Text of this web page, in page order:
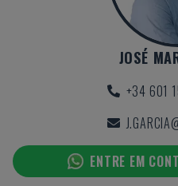
JOSÉ
+34 601
ENTRE EM